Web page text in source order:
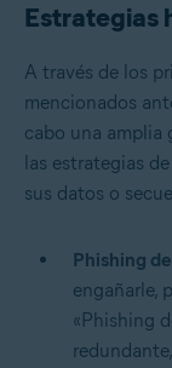
Estrategias
A través de los
mencionados
cabo una amplia
las estrategias
sus datos o
Phishing
engañarle,
«Phishing